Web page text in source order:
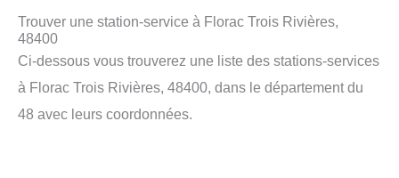
Trouver une station-service à Florac Trois Rivières,
48400
Ci-dessous vous trouverez une liste des stations-services
à Florac Trois Rivières, 48400, dans le département du
48 avec leurs coordonnées.